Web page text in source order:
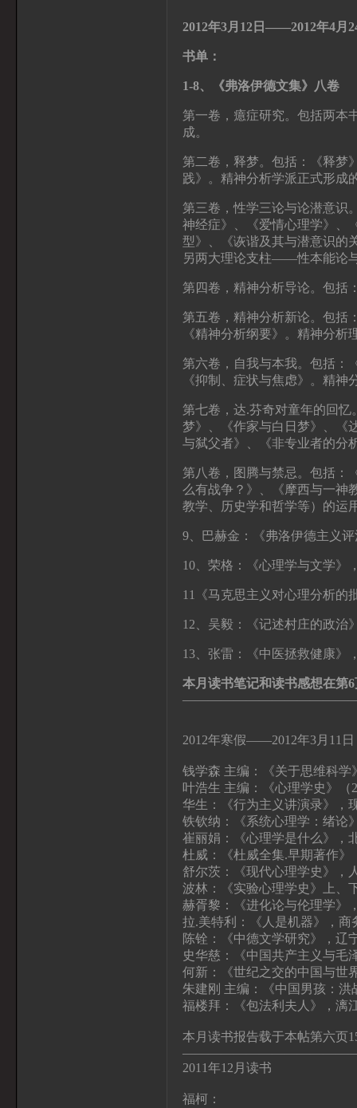
2012年3月 12日——2012年4月
书单：
1-8、《弗洛伊德文集》八卷
第一卷，癔症研究。包括两本
成。
第二卷，释梦。包括：《释梦
践》。精神分析学派正式形
第三卷，性学三论与论潜意识
神经症》、《爱情心理学》、
型》、《诙谐及其与潜意识的
另两大理论支柱——性本能论
第四卷，精神分析导论。包括
第五卷，精神分析新论。包括
《精神分析纲要》。精神分析
第六卷，自我与本我。包括：
《抑制、症状与焦虑》。精
第七卷，达.芬奇对童年的回忆
梦》、《作家与白日梦》、《
与弑父者》、《非专业者的分
第八卷，图腾与禁忌。包括：
么有战争？》、《摩西与一神
教学、历史学和哲学等）的运
9、巴赫金：《弗洛伊德主义
10、荣格：《心理学与文学》
11 《马克思主义对心理分析的
12 、吴毅：《记述村庄的政治
13、张雷：《中医拯救健康》
本月读书笔记和读书感想在第6
2012年寒假——2012年3月11日
钱学森 主编：《关于思维科学
叶浩生 主编：《心理学史》（
华生：《行为主义讲演录》，
铁钦纳：《系统心理学：绪论
崔丽娟：《心理学是什么》，
杜威：《杜威全集.早期著作》
舒尔茨：《现代心理学史》，
波林：《实验心理学史》上、
赫胥黎：《进化论与伦理学》
拉.美特利：《人是机器》，商
陈铨：《中德文学研究》，辽
史华慈：《中国共产主义与毛
何新：《世纪之交的中国与世
朱建刚 主编：《中国男孩：
福楼拜：《包法利夫人》，漓
本月读书报告载于本帖第六页
2011年12月读书
福柯：